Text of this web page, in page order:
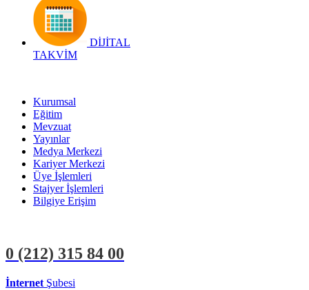
DİJİTAL
TAKVİM
Kurumsal
Eğitim
Mevzuat
Yayınlar
Medya Merkezi
Kariyer Merkezi
Üye İşlemleri
Stajyer İşlemleri
Bilgiye Erişim
0 (212) 315 84 00
İnternet Şubesi